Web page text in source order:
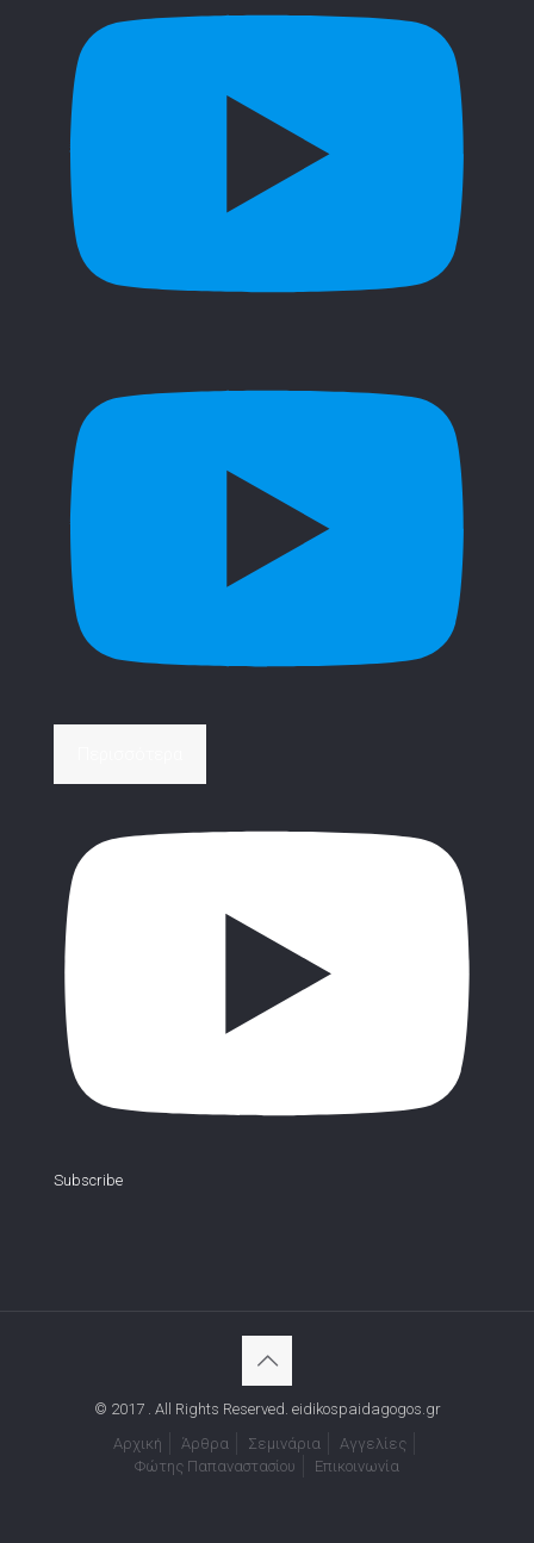
Subscribe
© 2017 . All Rights Reserved. eidikospaidagogos.gr
Αρχική
Άρθρα Σεμινάρια
Αγγελίες
Φώτης Παπαναστασίου
Επικοινωνία